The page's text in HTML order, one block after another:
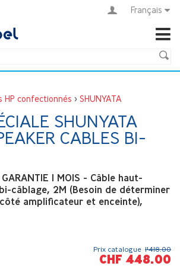
Français
HP confectionnés > SHUNYATA
SHUNYATA
CABLES BI-
1 MOIS - Câble haut-
câblage, 2M (Besoin de déterminer
amplificateur et enceinte),
Prix catalogue 1'418.00
CHF 448.00